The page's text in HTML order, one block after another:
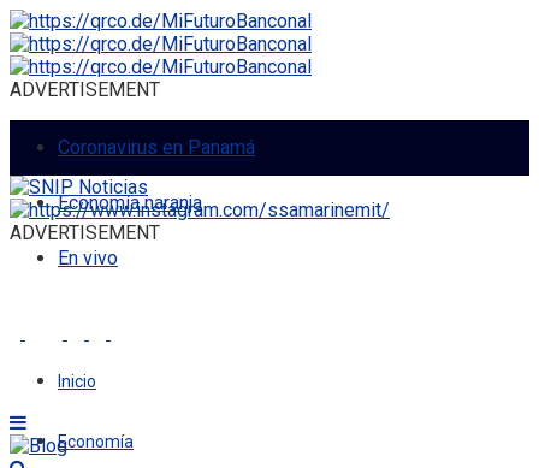
ADVERTISEMENT
Coronavirus en Panamá
Economía naranja
En vivo
ADVERTISEMENT
Inicio
Economía